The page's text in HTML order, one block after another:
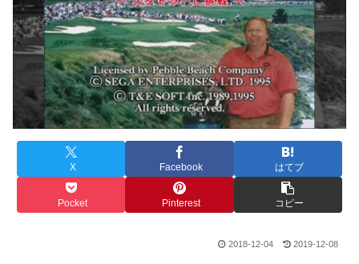
X Facebook はてブ
Pocket Pinterest コピー
2018-12-04 2019-12-08